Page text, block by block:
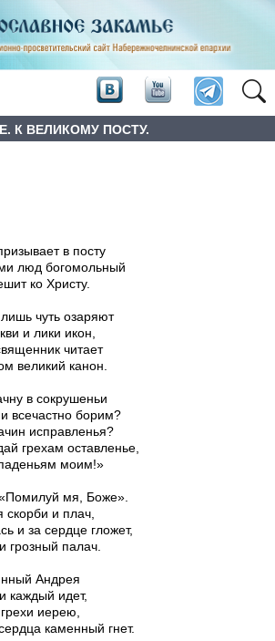
К ВЕЛИКОМУ ПОСТУ.
в посту
люд богомольный
ко Христу.
чуть озаряют
и лики икон,
читает
великий канон.
в сокрушеньи
всечастно борим?
исправленья?
грехам оставленье,
моим!»
мя, Боже».
и плач,
и за сердце гложет,
грозный палач.
Андрея
каждый идет,
иерею,
каменный гнет.